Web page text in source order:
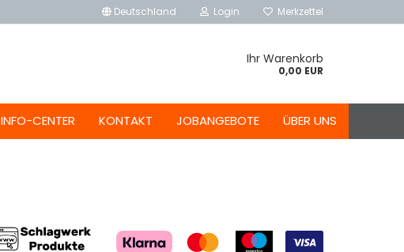
Deutschland Login Merkzettel
Ihr Warenkorb
0,00 EUR
INFO-CENTER KONTAKT JOBANGEBOTE ÜBER UNS